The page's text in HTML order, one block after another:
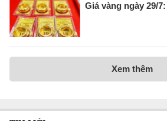
Giá vàng ngày 29/
Xem thêm